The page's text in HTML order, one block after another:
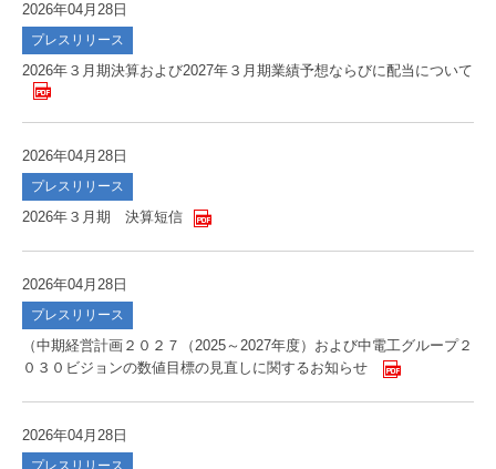
2026年04月28日
プレスリリース
2026年３月期決算および2027年３月期業績予想ならびに配当について
2026年04月28日
プレスリリース
2026年３月期 決算短信
2026年04月28日
プレスリリース
（中期経営計画２０２７（2025～2027年度）および中電工グループ２
０３０ビジョンの数値目標の見直しに関するお知らせ
2026年04月28日
プレスリリース